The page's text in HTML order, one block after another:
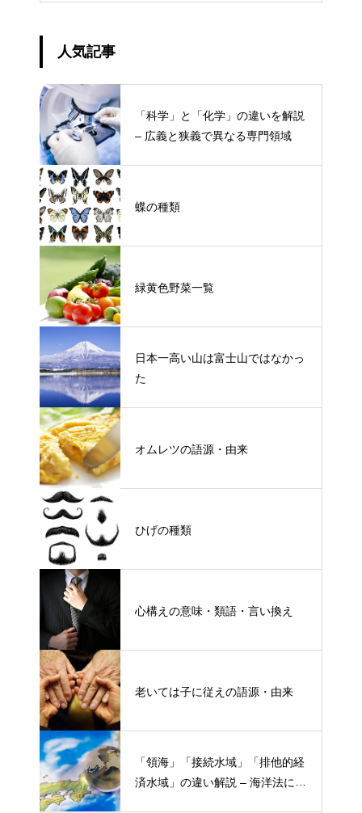
人気記事
「科学」と「化学」の違いを解説
– 広義と狭義で異なる専門領域
蝶の種類
緑黄色野菜一覧
日本一高い山は富士山ではなかっ
た
オムレツの語源・由来
ひげの種類
心構えの意味・類語・言い換え
老いては子に従えの語源・由来
「領海」「接続水域」「排他的経
済水域」の違い解説 – 海洋法にお